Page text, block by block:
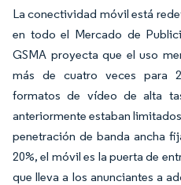
La conectividad móvil está
en todo el Mercado de
GSMA proyecta que el uso
más de cuatro veces para
formatos de vídeo de alta
anteriormente estaban
penetración de banda ancha
20%, el móvil es la puerta de
que lleva a los anunciantes a